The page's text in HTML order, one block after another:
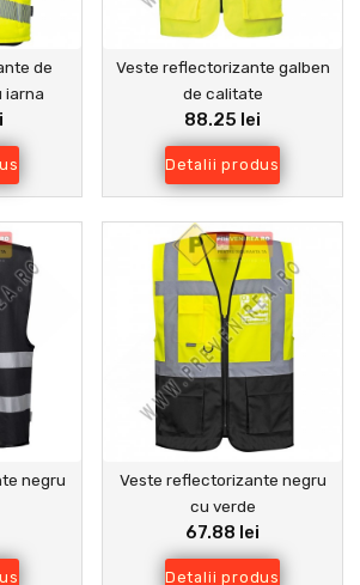
de
iarna
Veste reflectorizante galben
de calitate
88.25 lei
Detalii produs
negru
Veste reflectorizante negru
cu verde
67.88 lei
Detalii produs